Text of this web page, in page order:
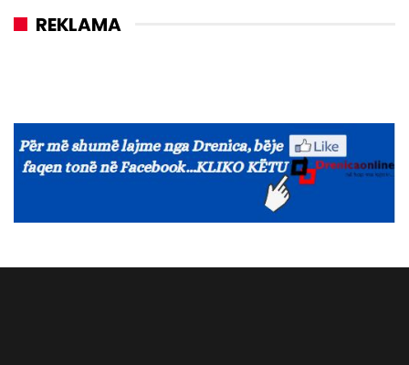
REKLAMA